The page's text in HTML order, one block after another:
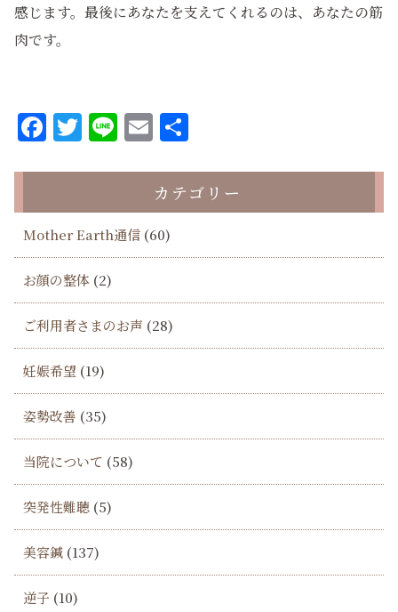
感じます。最後にあなたを支えてくれるのは、あなたの筋
肉です。
Facebook
Twitter
LineEmail
カテゴリー
Mother Earth通信 (60)
お顔の整体 (2)
ご利用者さまのお声 (28)
妊娠希望 (19)
姿勢改善 (35)
当院について (58)
突発性難聴 (5)
美容鍼 (137)
逆子 (10)